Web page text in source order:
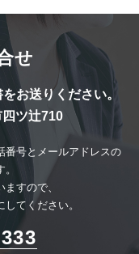
せ
お送りください。
ツ辻710
番号とメールアドレスの
ますので、
してください。